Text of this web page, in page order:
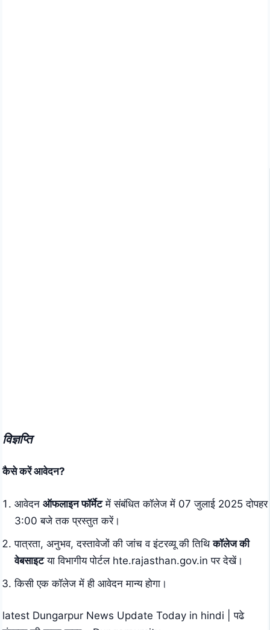
विज्ञप्ति
कैसे करें आवेदन?
आवेदन ऑफलाइन फॉर्मेटमें संबंधित कॉलेज में 07 जुलाई 2025 दोपहर
3:00 बजे तक प्रस्तुत करें।
पात्रता, अनुभव, दस्तावेजों की जांच व इंटरव्यू की तिथिकॉलेज की
वेबसाइटया विभागीय पोर्टल hte.rajasthan.gov.in पर देखें।
किसी एक कॉलेज में ही आवेदन मान्य होगा।
latest Dungarpur News Update Today in hindi | पढे